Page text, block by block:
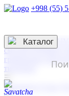
+998 (55)
3D гравировка
смолой (Doming)
гравировка твердая
тиснение
☰
Контакты
Каталог